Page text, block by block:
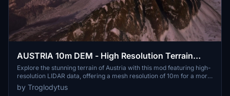
AUSTRIA 10m DEM - High Resolution Terrain
Elevation Data from LIDAR Imaging
Explore the stunning terrain of Austria with this mod featuring high-
resolution LIDAR data, offering a mesh resolution of 10m for a more
realistic flight experience. Flatten lakes, rivers, and eliminate any
terrain artifacts as you soar over the Austrian landscape. Divided
by Troglodytus